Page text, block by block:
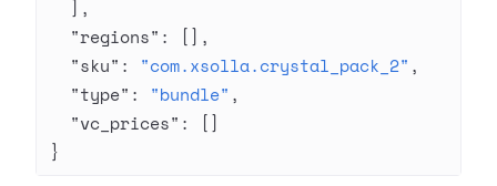
  ],
  "regions"
: [],
  "sku"
: "com.xsolla.crystal_pack_2" ,
  "type"
: "bundle" ,
  "vc_prices"
: []
}